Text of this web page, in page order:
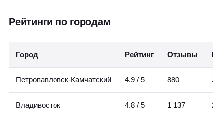
Рейтинги по городам
Город Рейтинг Отзывы
Петропавловск-Камчатский 4.9 / 5 880
Владивосток 4.8 / 5 1 137